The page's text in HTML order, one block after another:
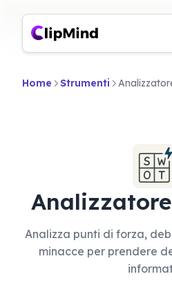
Home Strumenti
Analizza punti di forza,
minacce per prendere